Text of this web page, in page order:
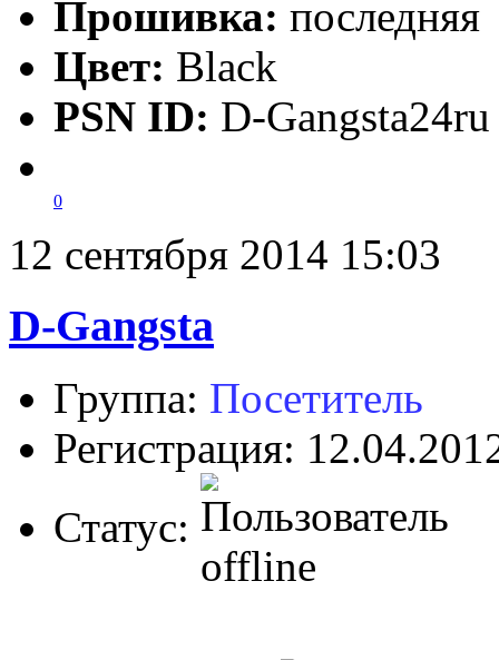
Прошивка: последняя
Цвет: Black
PSN ID: D-Gangsta24ru
0
12 сентября 2014 15:03
D-Gangsta
Группа: Посетитель
Регистрация:
Статус: